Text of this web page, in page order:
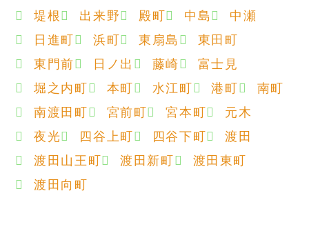
堤根
出来野 殿町 中島
中瀬
日進町
浜町 東扇島
東田町
東門前
日ノ出 藤崎
富士見
堀之内町
本町 水江町 港町
南町
南渡田町
宮前町 宮本町
元木
夜光
四谷上町 四谷下町
渡田
渡田山王町
渡田新町
渡田東町
渡田向町